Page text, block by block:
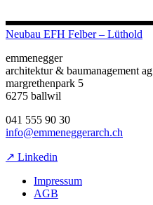
Neubau EFH Felber – Lüthold
emmenegger
architektur & baumanagement ag
margrethenpark 5
6275 ballwil
041 555 90 30
info@emmeneggerarch.ch
↗ Linkedin
Impressum
AGB